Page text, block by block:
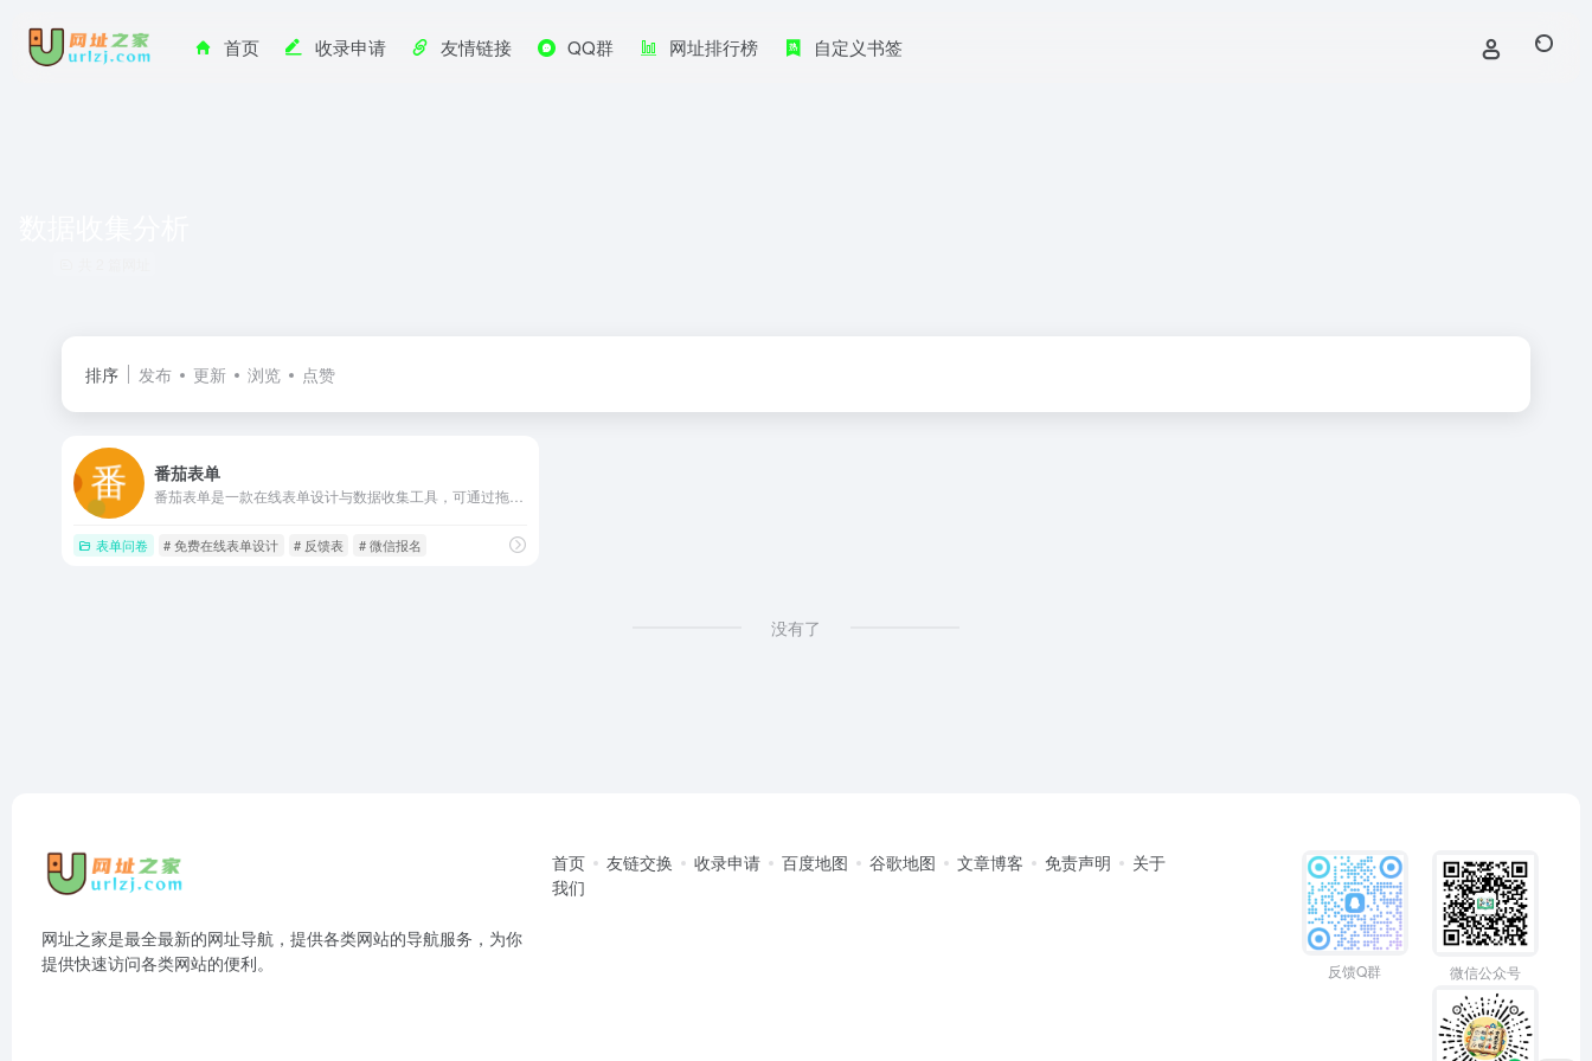
首页 收录申请 友情链接 QQ群 网址排行榜 自定义书签
排序 发布 更新 浏览 点赞
番茄表单
表单问卷 # 免费在线表单设计 # 反馈表 # 微信报名
没有了
网址之家是最全最新的网址导航，提供各类网站的导航服务，为你
提供快速访问各类网站的便利。
首页 友链交换 收录申请 百度地图 谷歌地图 文章博客 免责声明
关于
我们
反馈Q群 微信公众号